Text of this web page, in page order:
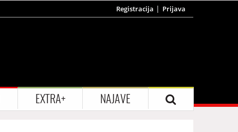
Registracija Prijava
EXTRA+ NAJAVE